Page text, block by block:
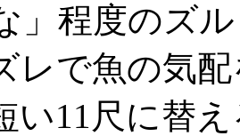
」程度のズ
レで魚の気
い11尺に替